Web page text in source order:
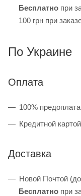
Бесплатно при
100 грн при
По Украине
Оплата
100%
Кредитной
Доставка
Новой Почтой
Бесплатно при